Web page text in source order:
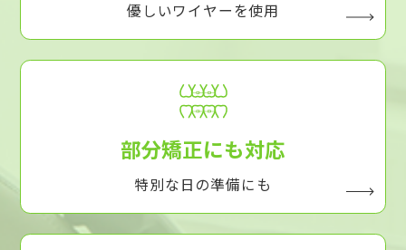
優しいワイヤーを使用
部分矯正にも対応
特別な日の準備にも